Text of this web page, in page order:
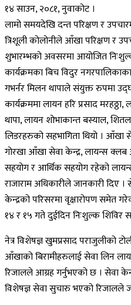
१४ साउन, २०८१, नुवाकोट ।
लामो समयदेखि दन्त परिक्षण र
त्रिशूली कोलोनीले आँखा परिक्षण र
शुभारम्भको अवसरमा आयोजित
कार्यक्रमका बिच विदुर
गभर्नर मिलन थापाले संयुक्त रुपमा
कार्यक्रममा लायन हरि प्रसाद
थापा, लायन शोभाकान्त बस्याल,
लिडरहरुको सहभागिता थियो ।
गोरखा आँखा सेवा केन्द्र, लायन्स क्लब
सहयोग र आर्थिक सहयोग रहेको
राजाराम अधिकारीले जानकारी
केन्द्रको परिसरमा वृक्षारोपण समेत
१४ र १५ गते दुईदिन निःशुल्क शिविर
नेत्र विशेषज्ञ खुमप्रसाद पराजुलीको
आँखाको बिरामीहरुलाई सेवा लिन
रिजालले आग्रह गर्नुभएको छ । सेवा
विशेषज्ञ सेवा सुचारु भएको रिजालले